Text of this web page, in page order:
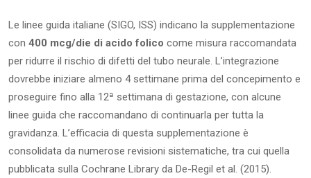
Le linee guida italiane (SIGO, ISS) indicano la supplementazione
con 400 mcg/die di acido folico come misura raccomandata
per ridurre il rischio di difetti del tubo neurale. L’integrazione
dovrebbe iniziare almeno 4 settimane prima del concepimento e
proseguire fino alla 12ª settimana di gestazione, con alcune
linee guida che raccomandano di continuarla per tutta la
gravidanza. L’efficacia di questa supplementazione è
consolidata da numerose revisioni sistematiche, tra cui quella
pubblicata sulla Cochrane Library da De-Regil et al. (2015).